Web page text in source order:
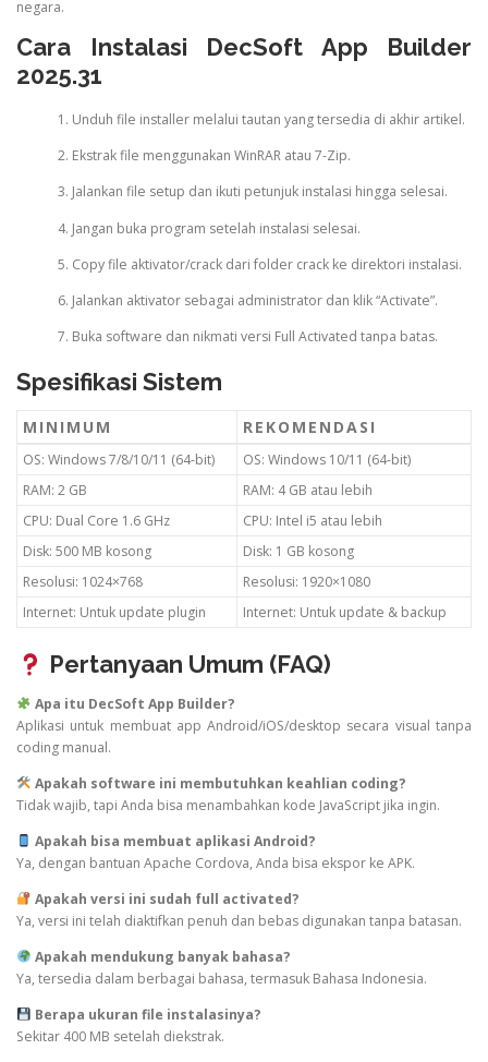
negara.
Cara Instalasi DecSoft App Builder
2025.31
Unduh file installer melalui tautan yang tersedia di akhir artikel.
Ekstrak file menggunakan WinRAR atau 7-Zip.
Jalankan file setup dan ikuti petunjuk instalasi hingga selesai.
Jangan buka program setelah instalasi selesai.
Copy file aktivator/crack dari folder crack ke direktori instalasi.
Jalankan aktivator sebagai administrator dan klik “Activate”.
Buka software dan nikmati versi Full Activated tanpa batas.
Spesifikasi Sistem
MINIMUM REKOMENDASI
OS: Windows 7/8/10/11 (64-bit)
OS: Windows 10/11 (64-bit)
RAM: 2 GB
RAM: 4 GB atau lebih
CPU: Dual Core 1.6 GHz
CPU: Intel i5 atau lebih
Disk: 500 MB kosong
Disk: 1 GB kosong
Resolusi: 1024×768
Resolusi: 1920×1080
Internet: Untuk update plugin
Internet: Untuk update & backup
Pertanyaan Umum (FAQ)
Apa itu DecSoft App Builder?
Aplikasi untuk membuat app Android/iOS/desktop secara visual tanpa
coding manual.
Apakah software ini membutuhkan keahlian coding?
Tidak wajib, tapi Anda bisa menambahkan kode JavaScript jika ingin.
Apakah bisa membuat aplikasi Android?
Ya, dengan bantuan Apache Cordova, Anda bisa ekspor ke APK.
Apakah versi ini sudah full activated?
Ya, versi ini telah diaktifkan penuh dan bebas digunakan tanpa batasan.
Apakah mendukung banyak bahasa?
Ya, tersedia dalam berbagai bahasa, termasuk Bahasa Indonesia.
Berapa ukuran file instalasinya?
Sekitar 400 MB setelah diekstrak.